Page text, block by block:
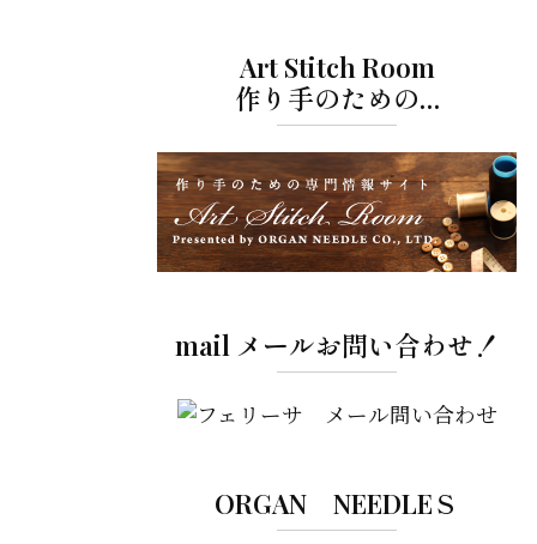
Art Stitch Room
作り手のための…
mail メールお問い合わせ！
ORGAN NEEDLEＳ